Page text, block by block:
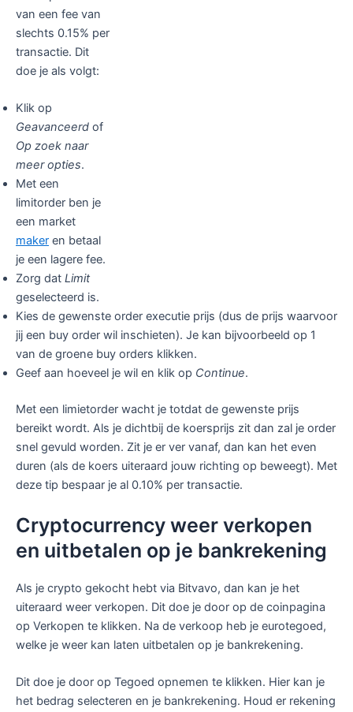
van een fee van
slechts 0.15% per
transactie. Dit
doe je als volgt:
Klik op
Geavanceerd of
Op zoek naar
meer opties.
Met een
limitorder ben je
een market
maker en betaal
je een lagere fee.
Zorg dat Limit
geselecteerd is.
Kies de gewenste order executie prijs (dus de prijs waarvoor
jij een buy order wil inschieten). Je kan bijvoorbeeld op 1
van de groene buy orders klikken.
Geef aan hoeveel je wil en klik op Continue.
Met een limietorder wacht je totdat de gewenste prijs
bereikt wordt. Als je dichtbij de koersprijs zit dan zal je order
snel gevuld worden. Zit je er ver vanaf, dan kan het even
duren (als de koers uiteraard jouw richting op beweegt). Met
deze tip bespaar je al 0.10% per transactie.
Cryptocurrency weer verkopen
en uitbetalen op je bankrekening
Als je crypto gekocht hebt via Bitvavo, dan kan je het
uiteraard weer verkopen. Dit doe je door op de coinpagina
op Verkopen te klikken. Na de verkoop heb je eurotegoed,
welke je weer kan laten uitbetalen op je bankrekening.
Dit doe je door op Tegoed opnemen te klikken. Hier kan je
het bedrag selecteren en je bankrekening. Houd er rekening